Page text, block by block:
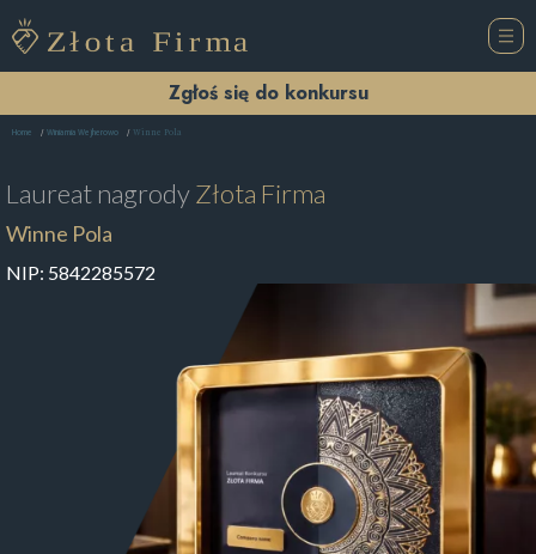
Zgłoś się do konkursu
Home Winiarnia Wejherowo Winne Pola
Laureat nagrodyZłota Firma
Winne Pola
NIP: 5842285572